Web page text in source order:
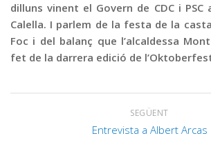
dilluns vinent el Govern de CDC i PSC
Calella. I parlem de la festa de la
Foc i del balanç que l’alcaldessa
fet de la darrera edició de
SEGÜENT
Entrevista a Albert Arcas